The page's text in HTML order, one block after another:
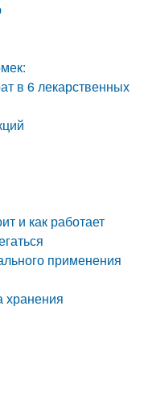
в 6 лекарственных
и как работает
применения
хранения